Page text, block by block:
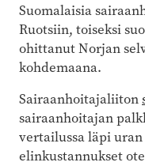
Suomalaisia
Ruotsiin, toiseksi
ohittanut Norjan
kohdemaana.
Sairaanhoitajaliiton
sairaanhoitajan
vertailussa läpi
elinkustannukset